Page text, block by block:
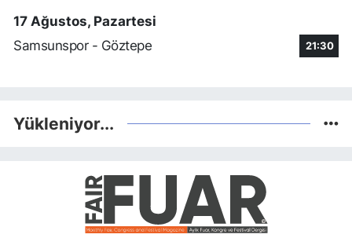
17 Ağustos, Pazartesi
Samsunspor - Göztepe
21:30
Yükleniyor...